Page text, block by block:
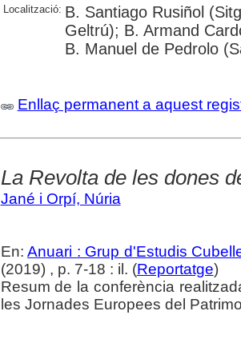
Localització: B. Santiago Rusiñol
Geltrú); B. Armand
B. Manuel de Pedrolo
Enllaç permanent a aquest
La Revolta de les dones
Jané i Orpí, Núria
En:Anuari : Grup d'Estudis
(2019) , p. 7-18 : il. (Reportatge)
Resum de la conferència
les Jornades Europees del